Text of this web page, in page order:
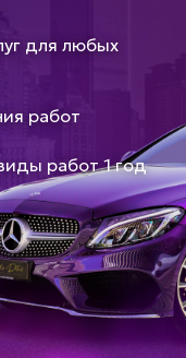
для любых
работ
работ 1 год